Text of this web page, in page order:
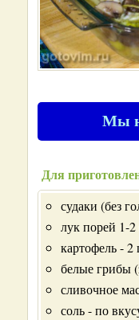
Мы
Для
судаки (без
лук порей 1-
картофель - 2
белые грибы
сливочное
соль - по